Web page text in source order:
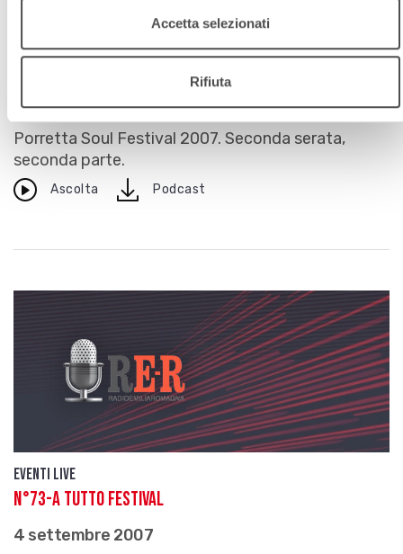
Accetta selezionati
Rifiuta
Eventi live
N°74-A TUTTO FESTIVAL
18 settembre 2007
Porretta Soul Festival 2007. Seconda serata,
seconda parte.
Ascolta downloadPodcast
Eventi live
N°73-A TUTTO FESTIVAL
4 settembre 2007